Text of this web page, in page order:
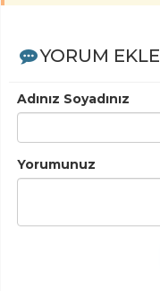
YORUM EKLE
Adınız Soyadınız
Yorumunuz